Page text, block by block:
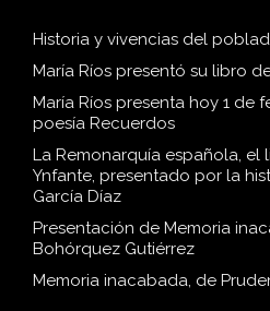
Historia y vivencias del
María Ríos presentó su libro
María Ríos presenta hoy 1 de
poesía Recuerdos
La Remonarquía española, el
Ynfante, presentado por la
García Díaz
Presentación de Memoria
Bohórquez Gutiérrez
Memoria inacabada, de